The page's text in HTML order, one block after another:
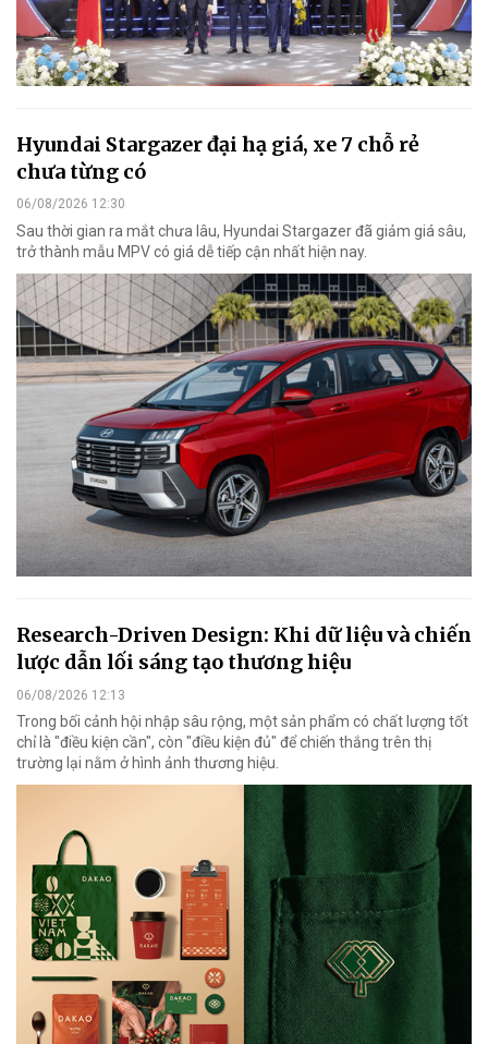
Hyundai Stargazer đại hạ giá, xe 7 chỗ rẻ
chưa từng có
06/08/2026 12:30
Sau thời gian ra mắt chưa lâu, Hyundai Stargazer đã giảm giá sâu,
trở thành mẫu MPV có giá dễ tiếp cận nhất hiện nay.
Research-Driven Design: Khi dữ liệu và chiến
lược dẫn lối sáng tạo thương hiệu
06/08/2026 12:13
Trong bối cảnh hội nhập sâu rộng, một sản phẩm có chất lượng tốt
chỉ là "điều kiện cần", còn "điều kiện đủ" để chiến thắng trên thị
trường lại nằm ở hình ảnh thương hiệu.